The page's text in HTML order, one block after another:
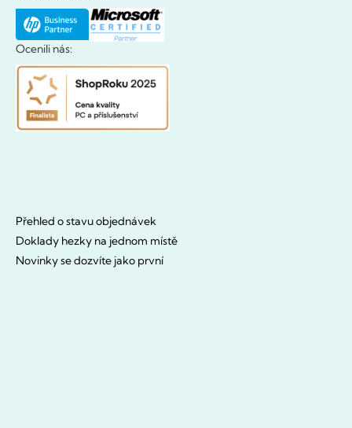
Ocenili nás:
Přehled o stavu objednávek
Doklady hezky na jednom místě
Novinky se dozvíte jako první